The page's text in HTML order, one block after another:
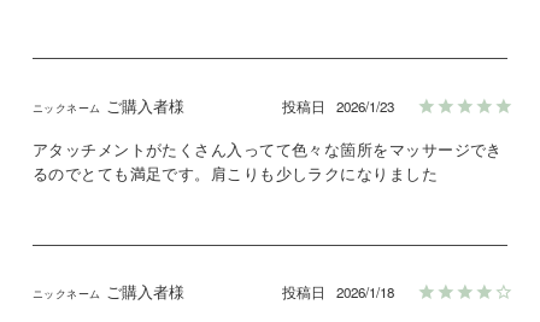
ご購入者様 投稿日 2026/1/23
アタッチメントがたくさん入ってて色々な箇所をマッサージでき
るのでとても満足です。肩こりも少しラクになりました
ご購入者様 投稿日 2026/1/18